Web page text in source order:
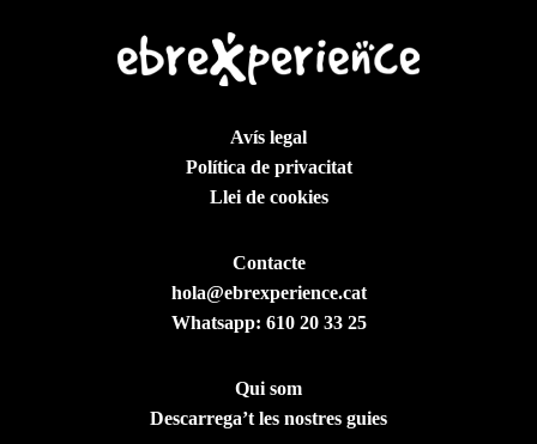
Avís legal
Política de privacitat
Llei de cookies
Contacte
hola@ebrexperience.cat
Whatsapp: 610 20 33 25
Qui som
Descarrega’t les nostres guies